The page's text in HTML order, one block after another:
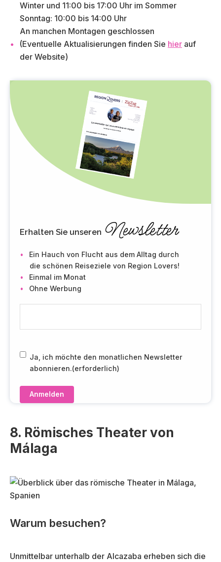
Winter und 11:00 bis 17:00 Uhr im Sommer
Sonntag: 10:00 bis 14:00 Uhr
An manchen Montagen geschlossen
(Eventuelle Aktualisierungen finden Sie hier auf
der Website)
Erhalten Sie unseren Newsletter
Ein Hauch von Flucht aus dem Alltag durch
die schönen Reiseziele von Region Lovers!
Einmal im Monat
Ohne Werbung
m
i
e
r
r
d
l
)
R
D
(
f
o
e
h
Ja, ich möchte den monatlichen Newsletter
abonnieren.(erforderlich)
8. Römisches Theater von
Málaga
Warum besuchen?
Unmittelbar unterhalb der Alcazaba erheben sich die